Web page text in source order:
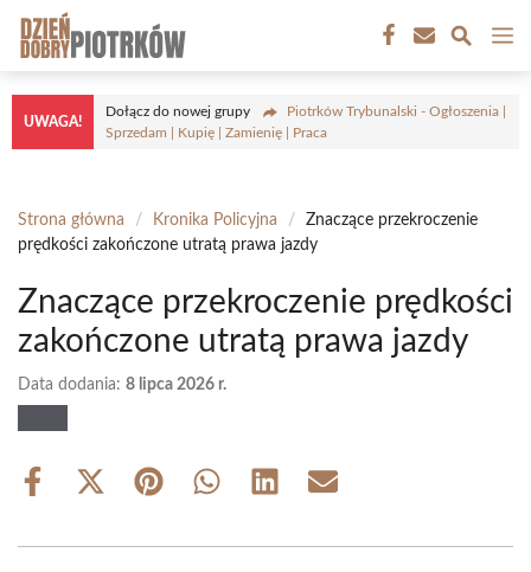
treści
UWAGA!
Dołącz do nowej grupy
Piotrków Trybunalski - Ogłoszenia |
Sprzedam | Kupię | Zamienię | Praca
Strona główna / Kronika Policyjna /
Znaczące przekroczenie
prędkości zakończone utratą prawa jazdy
Znaczące przekroczenie prędkości
zakończone utratą prawa jazdy
Data dodania: 8 lipca 2026 r.
Share
Share
(Twitter)
Share Share Share Share